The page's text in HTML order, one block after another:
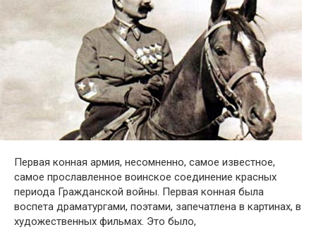
Первая конная армия, несомненно, самое известное,
самое прославленное воинское соединение красных
периода Гражданской войны. Первая конная была
воспета драматургами, поэтами, запечатлена в картинах, в
художественных фильмах. Это было,